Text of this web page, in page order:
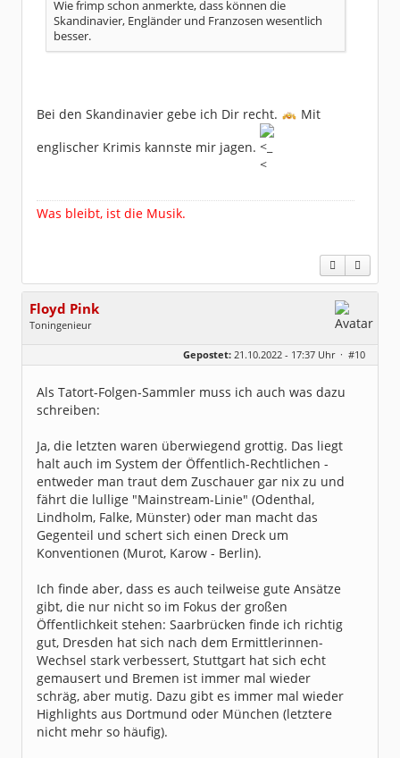
Wie frimp schon anmerkte, dass können die
Skandinavier, Engländer und Franzosen wesentlich
besser.
Bei den Skandinavier gebe ich Dir recht.
Mit
englischer Krimis kannste mir jagen.
Was bleibt, ist die Musik.
Floyd Pink
Toningenieur
Beiträge:
7827
Gepostet: 21.10.2022 - 17:37 Uhr · #10
Als Tatort-Folgen-Sammler muss ich auch was dazu
schreiben:
Ja, die letzten waren überwiegend grottig. Das liegt
halt auch im System der Öffentlich-Rechtlichen -
entweder man traut dem Zuschauer gar nix zu und
fährt die lullige "Mainstream-Linie" (Odenthal,
Lindholm, Falke, Münster) oder man macht das
Gegenteil und schert sich einen Dreck um
Konventionen (Murot, Karow - Berlin).
Ich finde aber, dass es auch teilweise gute Ansätze
gibt, die nur nicht so im Fokus der großen
Öffentlichkeit stehen: Saarbrücken finde ich richtig
gut, Dresden hat sich nach dem Ermittlerinnen-
Wechsel stark verbessert, Stuttgart hat sich echt
gemausert und Bremen ist immer mal wieder
schräg, aber mutig. Dazu gibt es immer mal wieder
Highlights aus Dortmund oder München (letztere
nicht mehr so häufig).